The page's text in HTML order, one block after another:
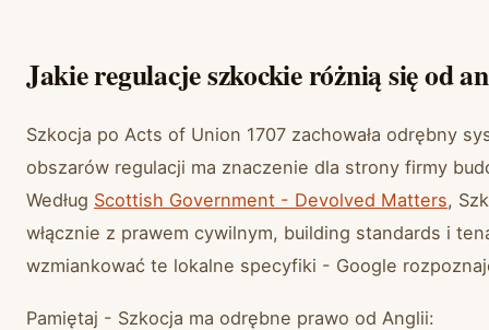
Jakie regulacje szkockie różnią się od
Szkocja po Acts of Union 1707 zachowała odrębny
obszarów regulacji ma znaczenie dla strony firmy
Według Scottish Government - Devolved Matters,
włącznie z prawem cywilnym, building standards i
wzmiankować te lokalne specyfiki - Google
Pamiętaj - Szkocja ma odrębne prawo od Anglii: